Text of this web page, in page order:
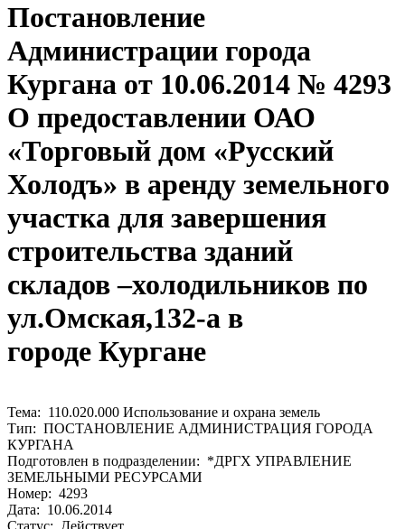
Постановление
Администрации города
Кургана от 10.06.2014 № 4293
О предоставлении ОАО
«Торговый дом «Русский
Холодъ» в аренду земельного
участка для завершения
строительства зданий
складов –холодильников по
ул.Омская,132-а в
городе Кургане
Тема: 110.020.000 Использование и охрана земель
Тип: ПОСТАНОВЛЕНИЕ АДМИНИСТРАЦИЯ ГОРОДА
КУРГАНА
Подготовлен в подразделении: *ДРГХ УПРАВЛЕНИЕ
ЗЕМЕЛЬНЫМИ РЕСУРСАМИ
Номер: 4293
Дата: 10.06.2014
Статус: Действует